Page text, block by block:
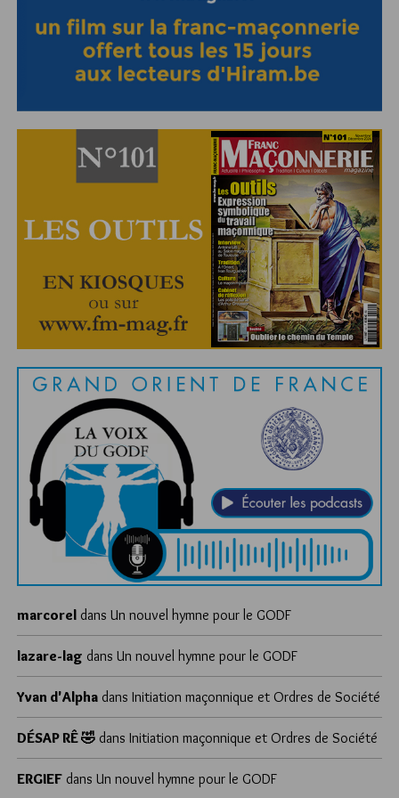
marcorel dans Un nouvel hymne pour le GODF
lazare-lag dans Un nouvel hymne pour le GODF
Yvan d'Alpha dans Initiation maçonnique et Ordres de Société
DÉSAP RÊ 🤣 dans Initiation maçonnique et Ordres de Société
ERGIEF dans Un nouvel hymne pour le GODF